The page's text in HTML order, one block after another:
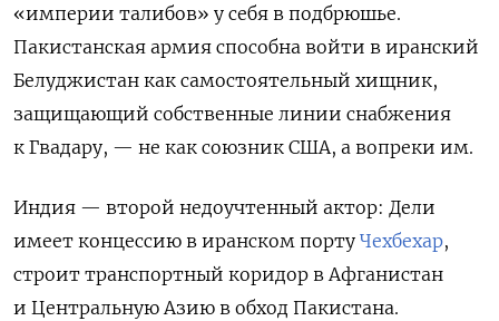
«империи талибов» у себя в подбрюшье.
Пакистанская армия способна войти в иранский
Белуджистан как самостоятельный хищник,
защищающий собственные линии снабжения
к Гвадару, — не как союзник США, а вопреки им.
Индия — второй недоучтенный актор: Дели
имеет концессию в иранском порту Чехбехар,
строит транспортный коридор в Афганистан
и Центральную Азию в обход Пакистана.